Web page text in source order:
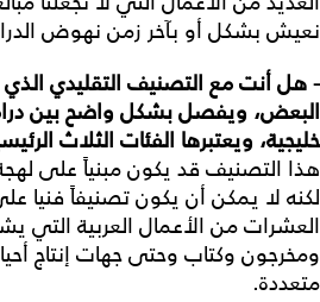
نعيش بشكل أو بآخر زمن نهوض
- هلأنتمع التصنيف التقليدي الذي
البعض، ويفصلبشكل واضحبين
خليجية، ويعتبرها الفئات الثلاث
هذا التصنيف قد يكون مبنياً على لهجة
لكنه لا يمكن أن يكون تصنيفاً فنيا
العشرات من الأعمال العربية التي
ومخرجون وكتاب وحتى جهات إنتاج
متعددة.